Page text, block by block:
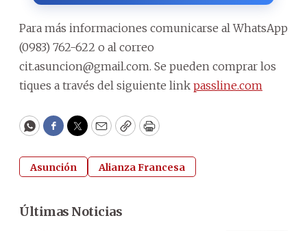
Para más informaciones comunicarse al WhatsApp
(0983) 762-622 o al correo
cit.asuncion@gmail.com. Se pueden comprar los
tiques a través del siguiente link passline.com
WhatsApp
Facebook
Twitter
EmailCopyPrint
Asunción Alianza Francesa
Últimas Noticias